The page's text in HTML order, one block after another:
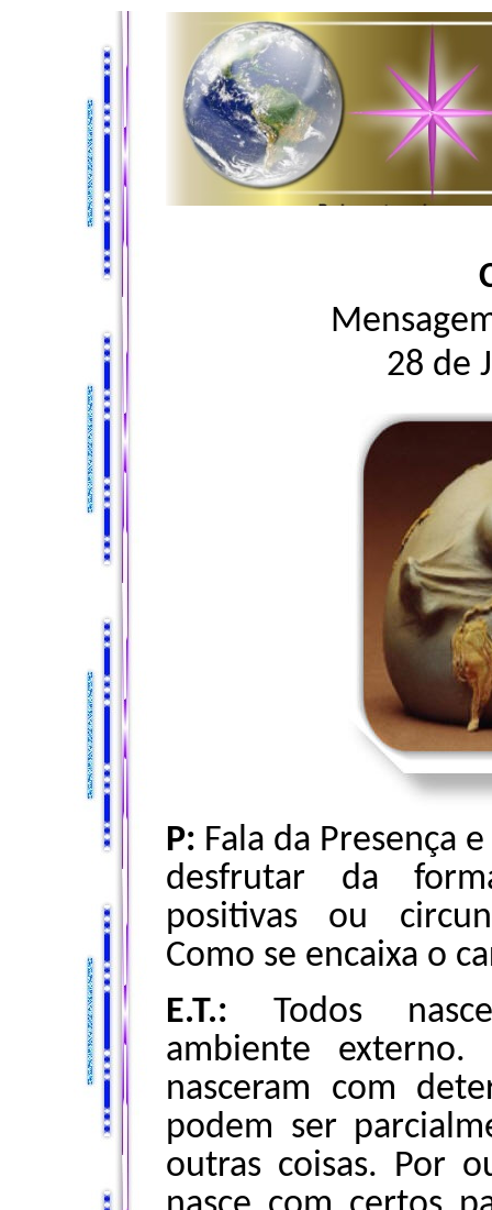
28 de
P: Fala da Presença
desfrutar da
positivas ou
Como se encaixa o
E.T.: Todos
ambiente
nasceram com
podem ser
outras coisas. Por